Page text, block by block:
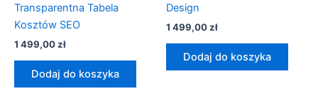
Transparentna Tabela
Kosztów SEO
1 499,00zł
Dodaj do koszyka
Design
1 499,00zł
Dodaj do koszyka